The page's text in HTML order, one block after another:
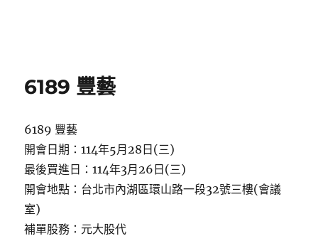
6189 豐藝
6189 豐藝
開會日期：114年5月28日(三)
最後買進日：114年3月26日(三)
開會地點：台北市內湖區環山路一段32號三樓(會議
室)
補單股務：元大股代